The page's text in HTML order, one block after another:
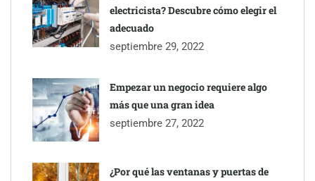
Última llamada: los destinos con las mayores caídas de precios
electricista? Descubre cómo elegir el
adecuado
septiembre 29, 2022
Empezar un negocio requiere algo
más que una gran idea
septiembre 27, 2022
¿Por qué las ventanas y puertas de